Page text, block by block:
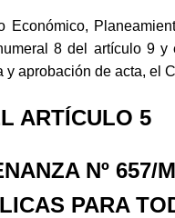
8 del artículo 9
aprobación de acta, el
ARTÍCULO 5
Nº 657/
PARA